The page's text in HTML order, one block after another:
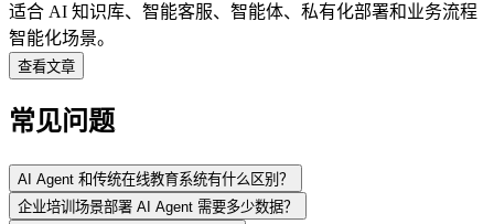
适合 AI 知识库、智能客服、智能体、私有化部署和业务流程
智能化场景。
查看文章
常见问题
AI Agent 和传统在线教育系统有什么区别？
企业培训场景部署 AI Agent 需要多少数据？